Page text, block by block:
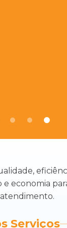
economia
Serviços